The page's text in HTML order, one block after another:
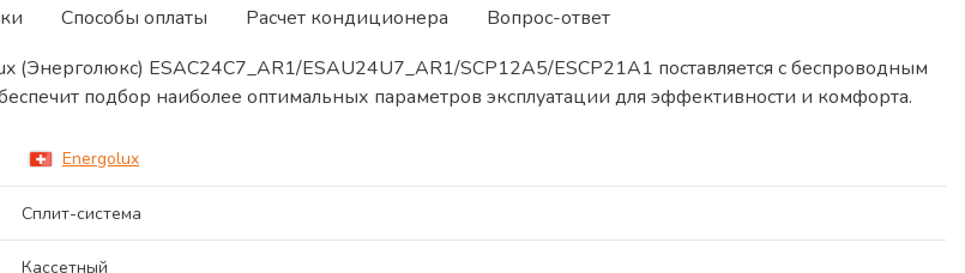
Способы оплаты Расчет кондиционера
Вопрос-ответ
ESAC24C7_AR1/ESAU24U7_AR1/SCP12A5/ESCP21A1 поставляется с беспроводным
подбор наиболее оптимальных параметров эксплуатации для эффективности и комфорта.
Energolux
Сплит-система
Кассетный